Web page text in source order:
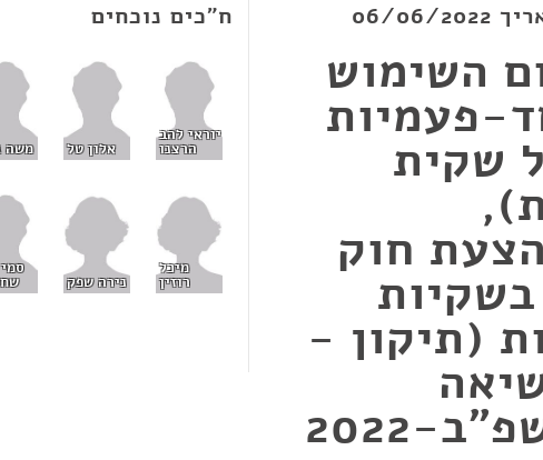
השימוש
פעמיות
שקית
2022, הצעת חוק
(תיקון -
2022
ח"כים נוכחים
יוראי להב
הרצנו אלון טל משה
מיכל
רוזין נירה שפק